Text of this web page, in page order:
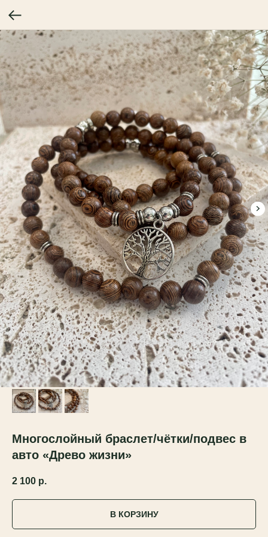
Многослойный браслет/чётки/подвес в
авто «Древо жизни»
2 100 р.
В КОРЗИНУ